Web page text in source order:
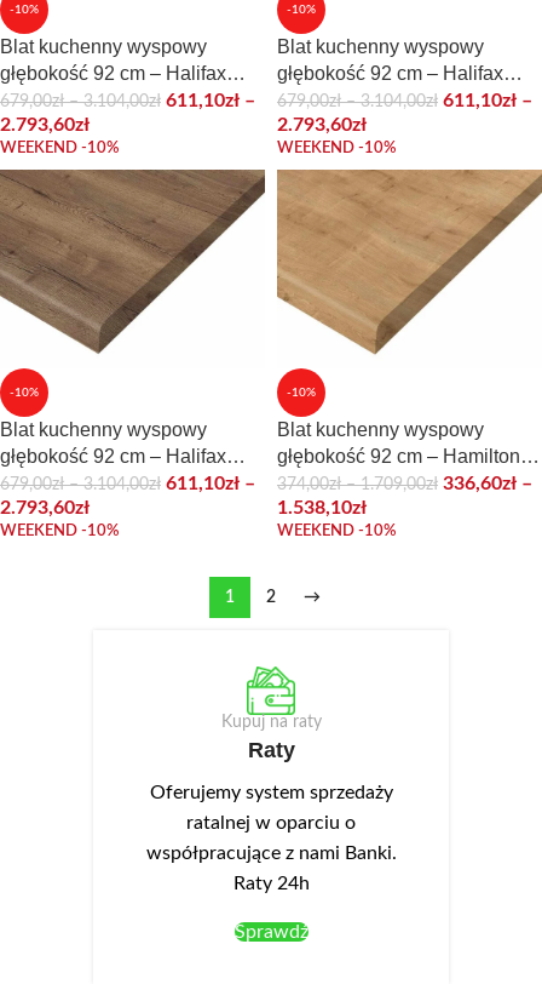
-10%
Blat kuchenny wyspowy
głębokość 92 cm – Halifax
Cynowany
679,00zł – 3.104,00zł 611,10zł –
2.793,60zł
WEEKEND -10%
-10%
Blat kuchenny wyspowy
głębokość 92 cm – Halifax
Naturalny
679,00zł – 3.104,00zł 611,10zł –
2.793,60zł
WEEKEND -10%
-10%
Blat kuchenny wyspowy
głębokość 92 cm – Halifax
Tabac
679,00zł – 3.104,00zł 611,10zł –
2.793,60zł
WEEKEND -10%
-10%
Blat kuchenny wyspowy
głębokość 92 cm – Hamilton
naturalny
374,00zł – 1.709,00zł 336,60zł –
1.538,10zł
WEEKEND -10%
1 2 →
Kupuj na raty
Raty
Oferujemy system sprzedaży
ratalnej w oparciu o
współpracujące z nami Banki.
Raty 24h
Sprawdź